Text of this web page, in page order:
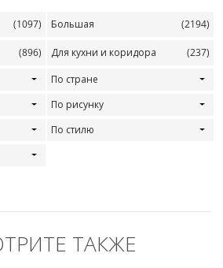
(1097) Большая (2194)
(896) Для кухни и коридора
(237)
По стране
По рисунку
По стилю
ТАКЖЕ